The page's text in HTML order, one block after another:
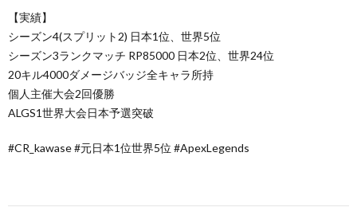
【実績】
シーズン4(スプリット2) 日本1位、世界5位
シーズン3ランクマッチ RP85000 日本2位、世界24位
20キル4000ダメージバッジ全キャラ所持
個人主催大会2回優勝
ALGS1世界大会日本予選突破
#CR_kawase​ #元日本1位世界5位​ #ApexLegends​